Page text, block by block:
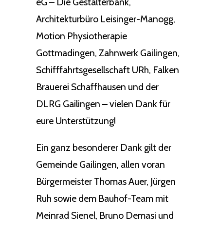
Architekturbüro Leisinger-Manogg,
Motion Physiotherapie
Gottmadingen, Zahnwerk Gailingen,
Schifffahrtsgesellschaft URh, Falken
Brauerei Schaffhausen und der
DLRG Gailingen – vielen Dank für
eure Unterstützung!
Ein ganz besonderer Dank gilt der
Gemeinde Gailingen, allen voran
Bürgermeister Thomas Auer, Jürgen
Ruh sowie dem Bauhof-Team mit
Meinrad Sienel, Bruno Demasi und